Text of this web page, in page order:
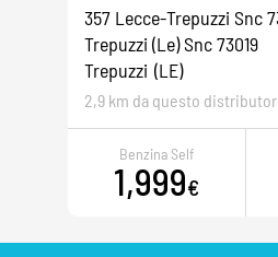
357 Lecce-Trepuzzi Snc
Trepuzzi (le) Snc 73019
Trepuzzi (LE)
2,9 km da questo
Benzina Self
1,999€